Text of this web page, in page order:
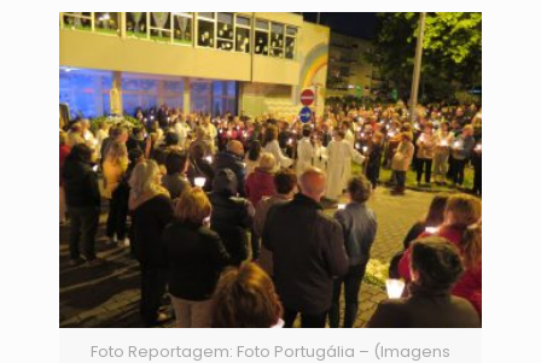
Foto Reportagem: Foto Portugália – (Imagens